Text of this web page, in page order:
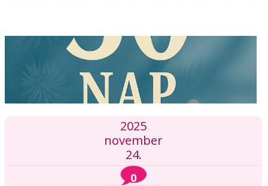
2025
november
24.
0